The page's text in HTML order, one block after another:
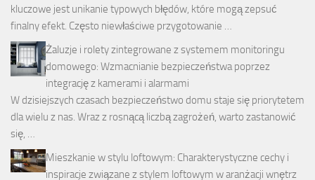
kluczowe jest unikanie typowych błędów, które mogą zepsuć
finalny efekt. Często niewłaściwe przygotowanie …
Żaluzje i rolety zintegrowane z systemem monitoringu
domowego: Wzmacnianie bezpieczeństwa poprzez
integrację z kamerami i alarmami
W dzisiejszych czasach bezpieczeństwo domu staje się priorytetem
dla wielu z nas. Wraz z rosnącą liczbą zagrożeń, warto zastanowić
się, …
Mieszkanie w stylu loftowym: Charakterystyczne cechy i
inspiracje związane z stylem loftowym w aranżacji wnętrz